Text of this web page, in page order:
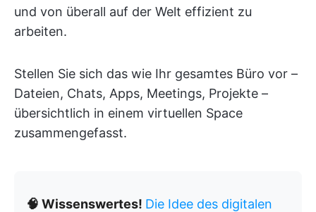
und von überall auf der Welt effizient zu
arbeiten.
Stellen Sie sich das wie Ihr gesamtes Büro vor –
Dateien, Chats, Apps, Meetings, Projekte –
übersichtlich in einem virtuellen Space
zusammengefasst.
🧠 Wissenswertes! Die Idee des digitalen